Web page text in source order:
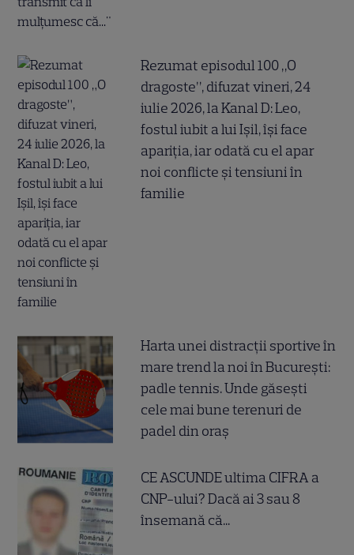
Rezumat episodul 100 „O
dragoste”, difuzat vineri, 24
iulie 2026, la Kanal D: Leo,
fostul iubit a lui Ișil, își face
apariția, iar odată cu el apar
noi conflicte și tensiuni în
familie
Harta unei distracții sportive în
mare trend la noi în București:
padle tennis. Unde găsești
cele mai bune terenuri de
padel din oraș
CE ASCUNDE ultima CIFRA a
CNP-ului? Dacă ai 3 sau 8
însemană că...